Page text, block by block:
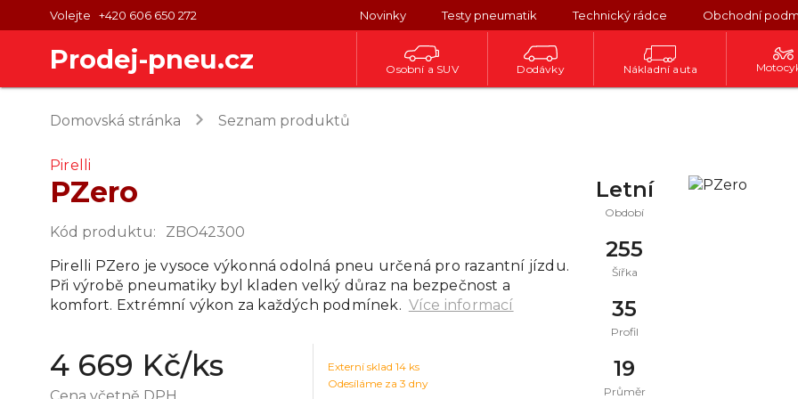
Volejte +420 606 650 272 Novinky Testy pneumatik Technický rádce Obchodní
Prodej-pneu.cz Osobní a SUV Dodávky Nákladní auta
Domovská stránka keyboard_arrow_right Seznam produktů
Pirelli
PZero
Kód produktu:
ZBO42300
Pirelli PZero je vysoce výkonná odolná pneu určená pro razantní jízdu.
Při výrobě pneumatiky byl kladen velký důraz na bezpečnost a
komfort. Extrémní výkon za každých podmínek. Více informací
4 669 Kč/ks
Cena včetně DPH
Externí sklad 14ks
Odesíláme za 3 dny
Letní
Období
255
Šířka
35
Profil
19
Průměr